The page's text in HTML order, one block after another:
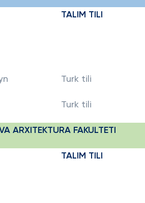
TALIM TILI
Turk tili
Turk tili
ARXITEKTURA FAKULTETI
TALIM TILI